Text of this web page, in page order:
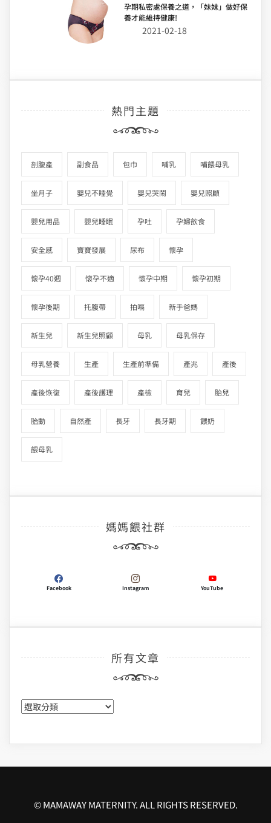
孕期私密處保養之道，「妹妹」做好保
養才能維持健康!
2021-02-18
熱門主題
剖腹產 副食品 包巾 哺乳 哺餵母乳
坐月子 嬰兒不睡覺 嬰兒哭鬧 嬰兒照顧
嬰兒用品 嬰兒睡眠 孕吐 孕婦飲食
安全感 寶寶發展 尿布 懷孕
懷孕40週 懷孕不適 懷孕中期 懷孕初期
懷孕後期 托腹帶 拍嗝 新手爸媽
新生兒 新生兒照顧 母乳 母乳保存
母乳營養 生產 生產前準備 產兆 產後
產後恢復 產後護理 產檢 育兒 胎兒
胎動 自然產 長牙 長牙期 餵奶
餵母乳
媽媽餵社群
Facebook Instagram YouTube
所有文章
所
有
章
© MAMAWAY MATERNITY. ALL RIGHTS RESERVED.